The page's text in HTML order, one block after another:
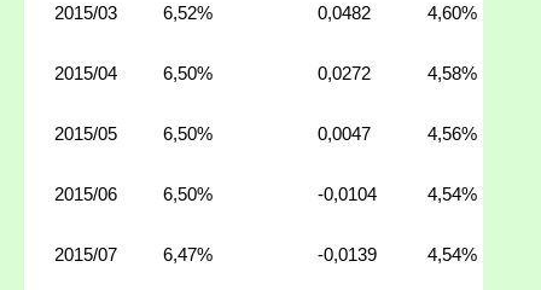
2015/03 6,52% 0,0482 4,60%
2015/04 6,50% 0,0272 4,58%
2015/05 6,50% 0,0047 4,56%
2015/06 6,50% -0,0104 4,54%
2015/07 6,47% -0,0139 4,54%